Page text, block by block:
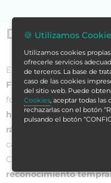
Datos
El
Curso Universitario
Fundamentos de la
formativo diseñado para
habilidades críticas
rápida y efectiva
cardiorrespiratorio y
Con este curso
reconocimiento
🍪 Utilizamos
Utilizamos cookies
ofrecerle servicios
de terceros. La base de
caso de las cookies
del sitio web. Puede
Cookies , aceptar todas las
rechazarlas con el botón
pulsando el botón